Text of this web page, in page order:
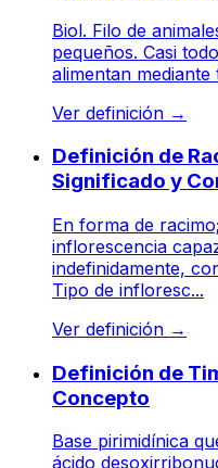
Biol. Filo de
pequeños. Casi
alimentan mediante
Ver definición →
Definición de
Significado y
En forma de
inflorescencia
indefinidamente,
Tipo de infloresc...
Ver definición →
Definición de
Concepto
Base pirimidínica
ácido